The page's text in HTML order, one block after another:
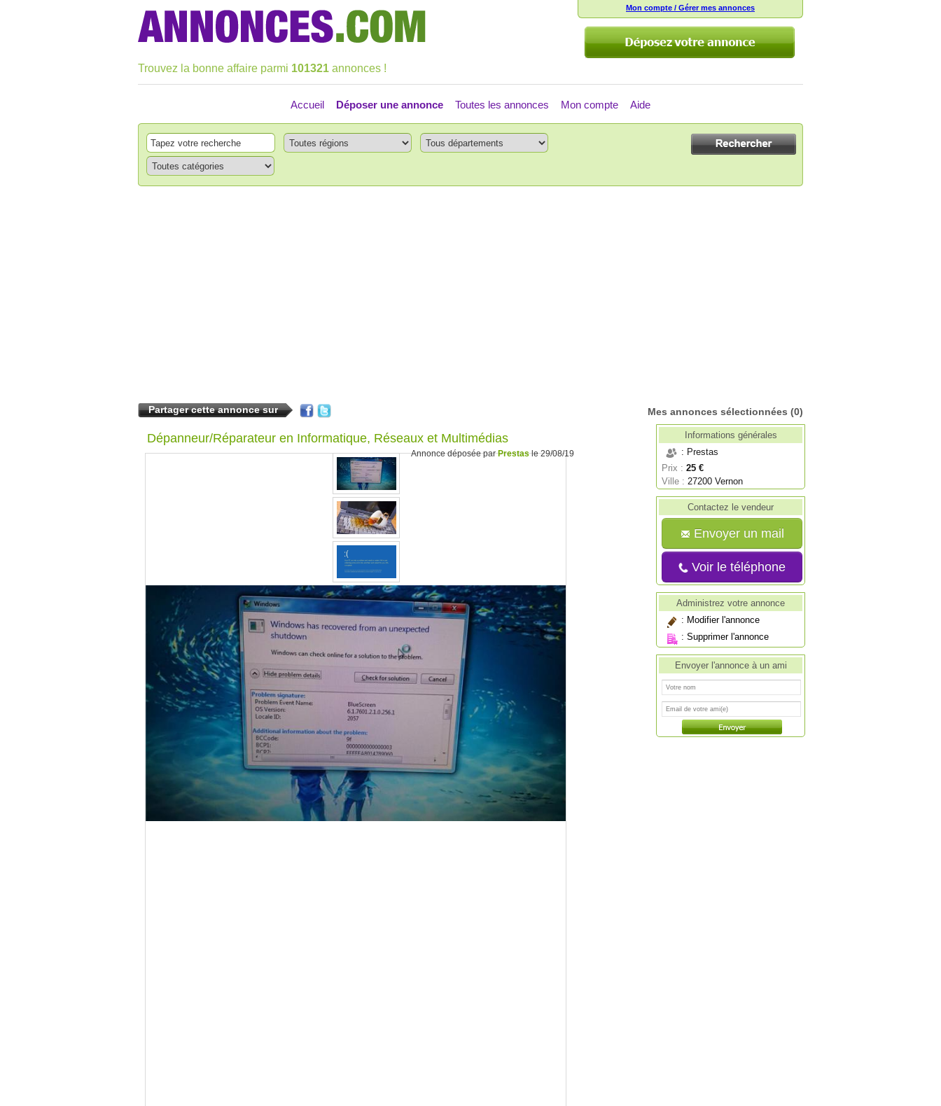
Mon compte / Gérer mes annonces
Trouvez la bonne affaire parmi 101321 annonces !
Accueil Déposer une annonce Toutes les annonces Mon compte Aide
Partager cette annonce sur Mes annonces sélectionnées (0)
Dépanneur/Réparateur en Informatique, Réseaux et Multimédias
Annonce déposée parPrestasle 29/08/19
Informations générales
: Prestas
Prix : 25 €
Ville : 27200 Vernon
Contactez le vendeur
Envoyer un mail
Voir le téléphone
Administrez votre annonce
: Modifier l'annonce
: Supprimer l'annonce
Envoyer l'annonce à un ami